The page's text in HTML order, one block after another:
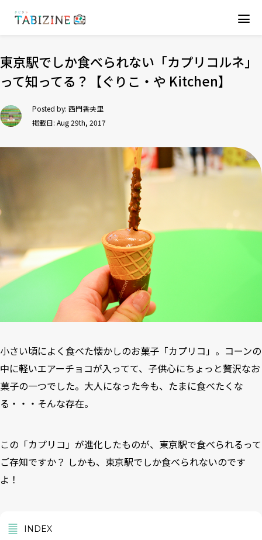
東京駅でしか食べられない「カプリコルネ」
って知ってる？【ぐりこ・や Kitchen】
Posted by: 西門香央里
掲載日: Aug 29th, 2017
小さい頃によく食べた懐かしのお菓子「カプリコ」。コーンの
中に軽いエアーチョコが入ってて、子供心にちょっと贅沢なお
菓子の一つでした。大人になった今も、たまに食べたくな
る・・・そんな存在。
この「カプリコ」が進化したものが、東京駅で食べられるって
ご存知ですか？ しかも、東京駅でしか食べられないのです
よ！
INDEX